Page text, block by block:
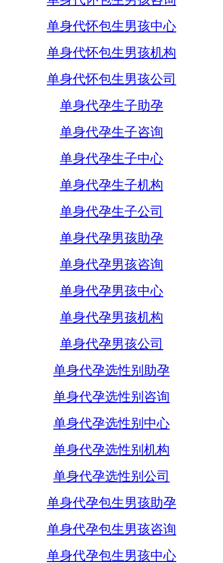
单身代怀包生男孩中心
单身代怀包生男孩机构
单身代怀包生男孩公司
单身代孕生子助孕
单身代孕生子咨询
单身代孕生子中心
单身代孕生子机构
单身代孕生子公司
单身代孕男孩助孕
单身代孕男孩咨询
单身代孕男孩中心
单身代孕男孩机构
单身代孕男孩公司
单身代孕选性别助孕
单身代孕选性别咨询
单身代孕选性别中心
单身代孕选性别机构
单身代孕选性别公司
单身代孕包生男孩助孕
单身代孕包生男孩咨询
单身代孕包生男孩中心